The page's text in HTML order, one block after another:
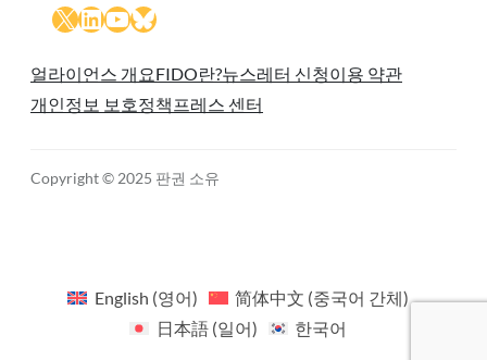
X LinkedIn
YouTube
Bluesky
얼라이언스 개요FIDO란?뉴스레터 신청이용 약관
개인정보 보호정책 프레스 센터
Copyright © 2025 판권 소유
English (영어) 简体中文 (중국어 간체)
日本語(일어) 한국어